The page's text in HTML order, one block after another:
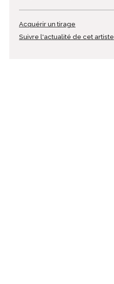
Acquérir un tirage
Suivre l'actualité de cet artiste